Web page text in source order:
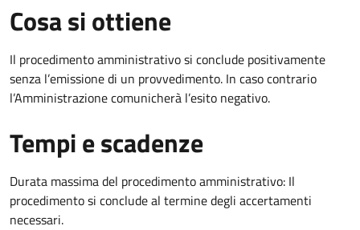
Cosa si ottiene
Il procedimento amministrativo si conclude positivamente
senza l’emissione di un provvedimento. In caso contrario
l’Amministrazione comunicherà l’esito negativo.
Tempi e scadenze
Durata massima del procedimento amministrativo: Il
procedimento si conclude al termine degli accertamenti
necessari.